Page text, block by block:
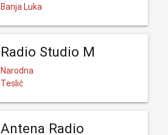
Banja Luka
Radio Studio M
Narodna
Teslić
Antena Radio